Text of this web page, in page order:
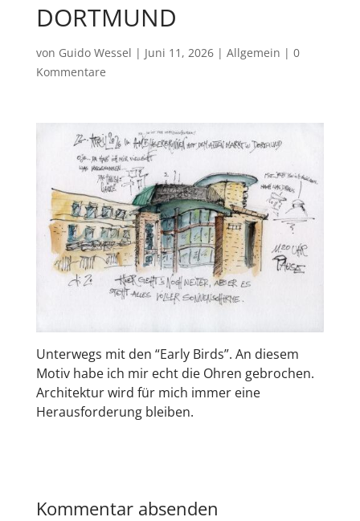
DORTMUND
von Guido Wessel | Juni 11, 2026| Allgemein | 0
Kommentare
Unterwegs mit den “Early Birds”. An diesem
Motiv habe ich mir echt die Ohren gebrochen.
Architektur wird für mich immer eine
Herausforderung bleiben.
Kommentar absenden